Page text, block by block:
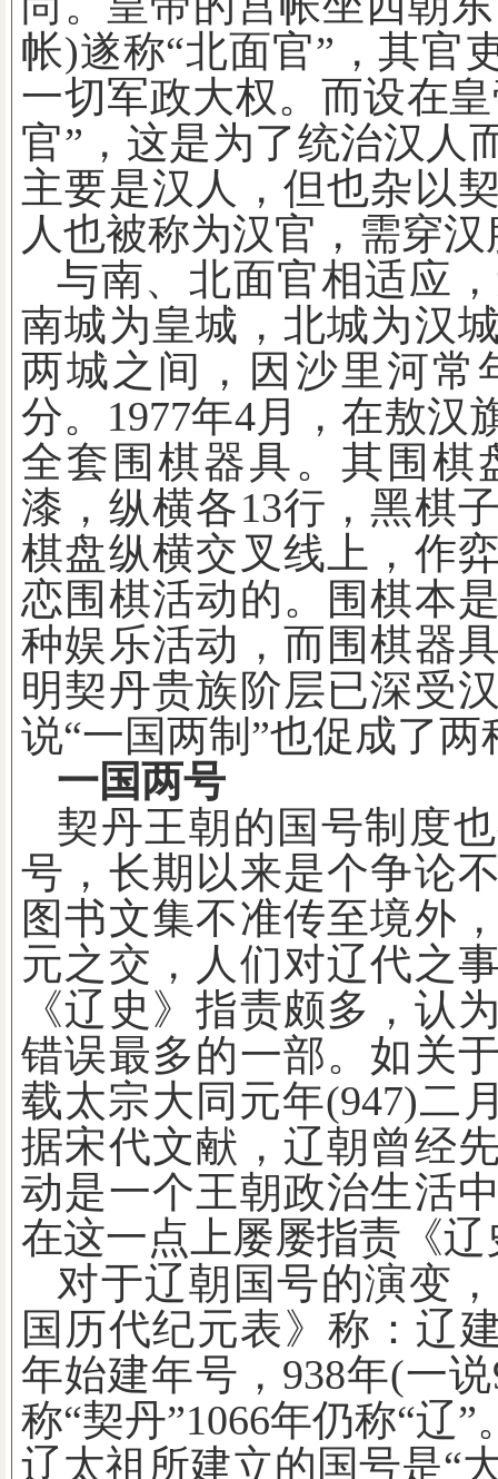
帐)遂称“北面官”，其官
一切军政大权。而设在
官”，这是为了统治汉人
主要是汉人，但也杂以
人也被称为汉官，需穿汉
与南、北面官相适应
南城为皇城，北城为汉
两城之间，因沙里河常
分。 1977年4月，在敖汉
全套围棋器具。其围棋
漆，纵横各13行，黑棋
棋盘纵横交叉线上，作
恋围棋活动的。围棋本
种娱乐活动，而围棋器
明契丹贵族阶层已深受
说“一国两制”也促成了
一国两号
契丹王朝的国号制度
号，长期以来是个争论
图书文集不准传至境外
元之交，人们对辽代之
《辽史》指责颇多，认
错误最多的一部。如关
载太宗大同元年(947)二
据宋代文献，辽朝曾经
动是一个王朝政治生活
在这一点上屡屡指责《
对于辽朝国号的演变
国历代纪元表》称：辽
年始建年号， 938年(一说
称“契丹”1066年仍称“辽”
辽太祖所建立的国号是“